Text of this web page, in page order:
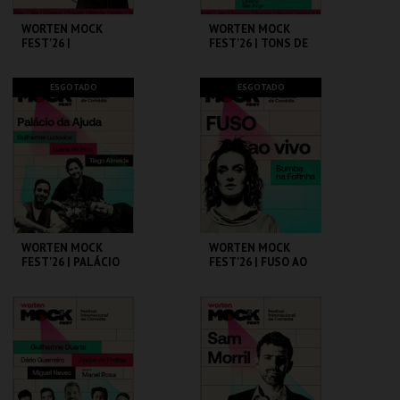
WORTEN MOCK
FEST'26 |
CINEMA SÃO JORGE .
MAIS INFO
COMPRAR
WORTEN MOCK
FEST'26 | TONS DE
CINEMA SÃO JORGE .
MAIS INFO
COMPRAR
ESGOTADO
WORTEN MOCK
FEST'26 | PALÁCIO
CINEMA SÃO JORGE .
MAIS INFO
ESGOTADO
WORTEN MOCK
FEST'26 | FUSO AO
CINEMA SÃO JORGE .
MAIS INFO